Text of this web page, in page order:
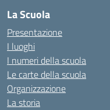
La Scuola
Presentazione
I luoghi
I numeri della scuola
Le carte della scuola
Organizzazione
La storia